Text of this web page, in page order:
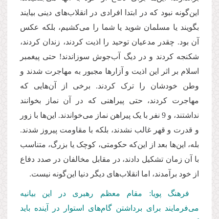
این‌گونه نبود که در ابتدا افرادی در انقلاب‌های دینی بیایند
بگویند یا مسلمان شوید یا شما را می‌کشیم، بلکه عکس
آن بود. چقدر مدعیان توحید را اذیت کردند، زندان کردند،
شکنجه کردند و در دیگ آب‌جوش سوزاندند! حتی پیغمبر
اسلام بر اثر این اذیت و آزارها مجبور به مهاجرت شدند و
وطن خودشان را ترک کردند. برخی از آن‌هایی که
مهاجرت کردند، حتی پیراهنی که در آن نماز بخوانند
نداشتند، و 9 نفر با یک پیراهن نماز می‌خواندند. این‌ها با زور
و قدرت و قهر غالب نشدند، بلکه با مقاومت پیروز شدند.
بله، این‌ها بعد از این‌که حکومتی، کوچک یا بزرگ، متناسب
با آن زمان تشکیل دادند، در مقابل مخالفان در صدد دفاع
از خود برآمدند، اما انقلاب‌های دیگر دنیا این‌گونه نیست.
فرهنگ پویا: مقام معظم رهبری در این بیانیه
می‌فرمایند برای برداشتن گام‌های استوار در آینده باید